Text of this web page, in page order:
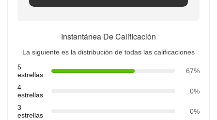
Instantánea De Calificación
La siguiente es la distribución de todas las calificaciones
5
estrellas
67%
4
estrellas
0%
3
estrellas
0%